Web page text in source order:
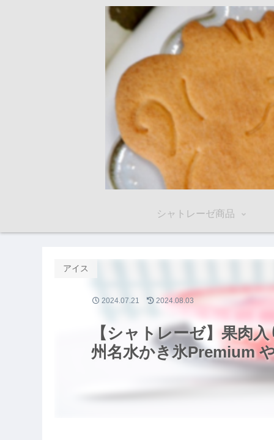
シャトレーゼ商品
【シャトレーゼ】果肉
州名水かき氷Premium
アイス
2024.07.21 2024.08.03